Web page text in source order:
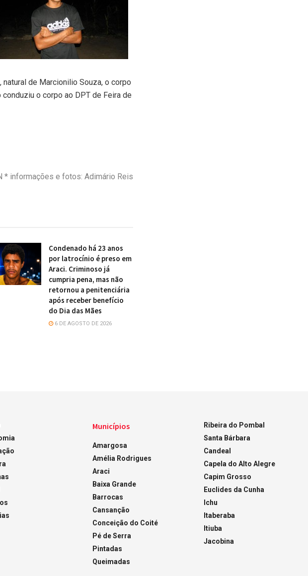
de Marcionilio Souza, o corpo
o corpo ao DPT de Feira de
* informações e fotos: Adimário Reis
Condenado há 23 anos
por latrocínio é preso em
Araci. Criminoso já
cumpria pena, mas não
retornou a penitenciária
após receber benefício
do Dia das Mães
6 DE AGOSTO DE 2026
Municípios
Amargosa
Amélia Rodrigues
Araci
Baixa Grande
Barrocas
Cansanção
Conceição do Coité
Pé de Serra
Pintadas
Queimadas
Ribeira do Pombal
Santa Bárbara
Candeal
Capela do Alto Alegre
Capim Grosso
Euclides da Cunha
Ichu
Itaberaba
Itiuba
Jacobina